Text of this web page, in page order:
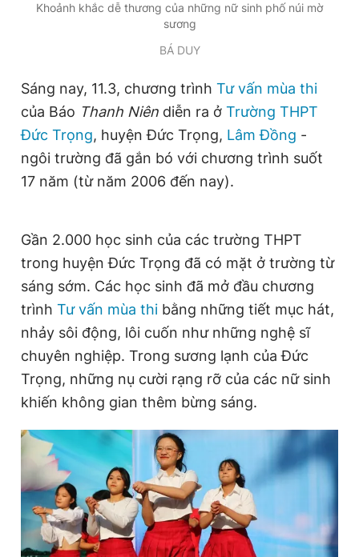
Đọc Thanh Niên trên điện thoại
Theo dõi báo trên
Hotline Liên hệ quảng cáo
Đặt báo Quảng cáo RSS Tòa soạn Chính sách bảo
Tổng biên tập: Nguyễn Ngọc Toàn
Phó tổng biên tập thường trực: Hải Thành
Phó tổng biên tập: Lâm Hiếu Dũng
Phó tổng biên tập: Trần Việt Hưng
Tổng thư ký tòa soạn: Đức Trung
Giấy phép xuất bản số 110/GP - BTTTT cấp ngày 24.3.2020
© 2003-2026 Bản quyền thuộc về Báo Thanh Niên. Cấm sao
chép dưới mọi hình thức nếu không có sự chấp thuận bằng văn
bản. Phát triển bởi ePi Technologies, JSC.
Khoảnh khắc dễ thương của những nữ sinh phố núi mờ
sương
BÁ DUY
Sáng nay, 11.3, chương trình Tư vấn mùa thi
của Báo Thanh Niên diễn ra ở Trường THPT
Đức Trọng, huyện Đức Trọng, Lâm Đồng -
ngôi trường đã gắn bó với chương trình suốt
17 năm (từ năm 2006 đến nay).
Gần 2.000 học sinh của các trường THPT
trong huyện Đức Trọng đã có mặt ở trường từ
sáng sớm. Các học sinh đã mở đầu chương
trình Tư vấn mùa thi bằng những tiết mục hát,
nhảy sôi động, lôi cuốn như những nghệ sĩ
chuyên nghiệp. Trong sương lạnh của Đức
Trọng, những nụ cười rạng rỡ của các nữ sinh
khiến không gian thêm bừng sáng.